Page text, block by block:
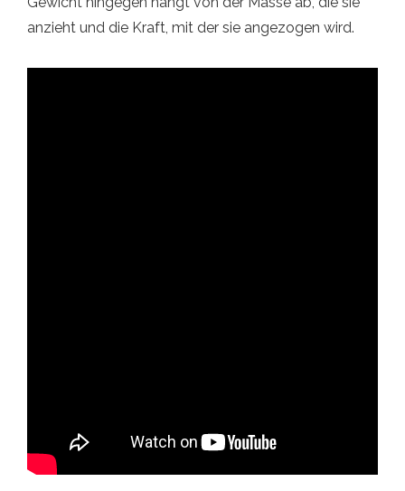
anzieht und die Kraft, mit der sie angezogen wird.